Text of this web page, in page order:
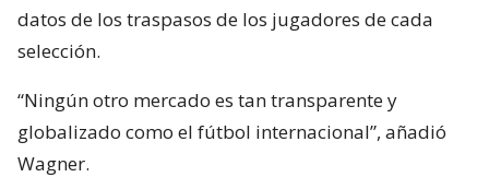
datos de los traspasos de los jugadores de cada
selección.
“Ningún otro mercado es tan transparente y
globalizado como el fútbol internacional”, añadió
Wagner.